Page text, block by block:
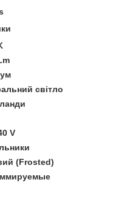
світло
V
(Frosted)